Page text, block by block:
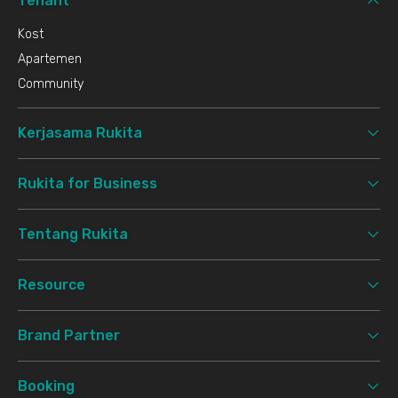
Kost
Apartemen
Community
Kerjasama Rukita
Rukita for Business
Tentang Rukita
Resource
Brand Partner
Booking